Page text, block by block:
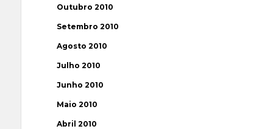
Outubro 2010
Setembro 2010
Agosto 2010
Julho 2010
Junho 2010
Maio 2010
Abril 2010